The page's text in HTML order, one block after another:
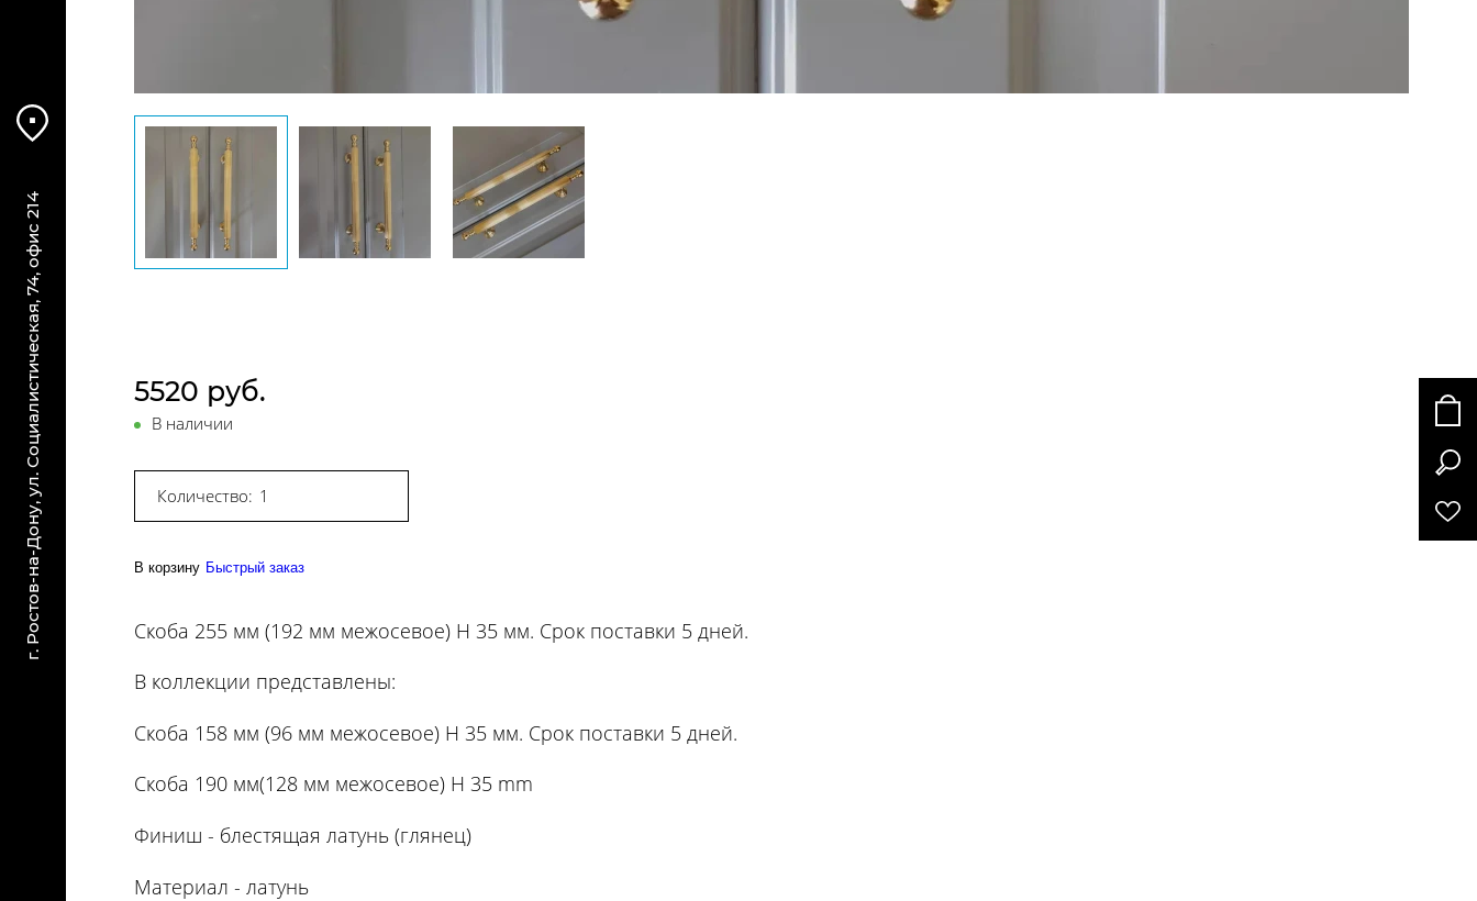
г. Ростов-на-Дону, ул. Социалистическая, 74, офис 214 5520 руб.
В наличии
Количество:
В корзину Быстрый заказ
Скоба 255 мм (192 мм межосевое) H 35 мм. Срок поставки 5 дней.
В коллекции представлены:
Скоба 158 мм (96 мм межосевое) H 35 мм. Срок поставки 5 дней.
Скоба 190 мм(128 мм межосевое) H 35 mm
Финиш - блестящая латунь (глянец)
Материал - латунь